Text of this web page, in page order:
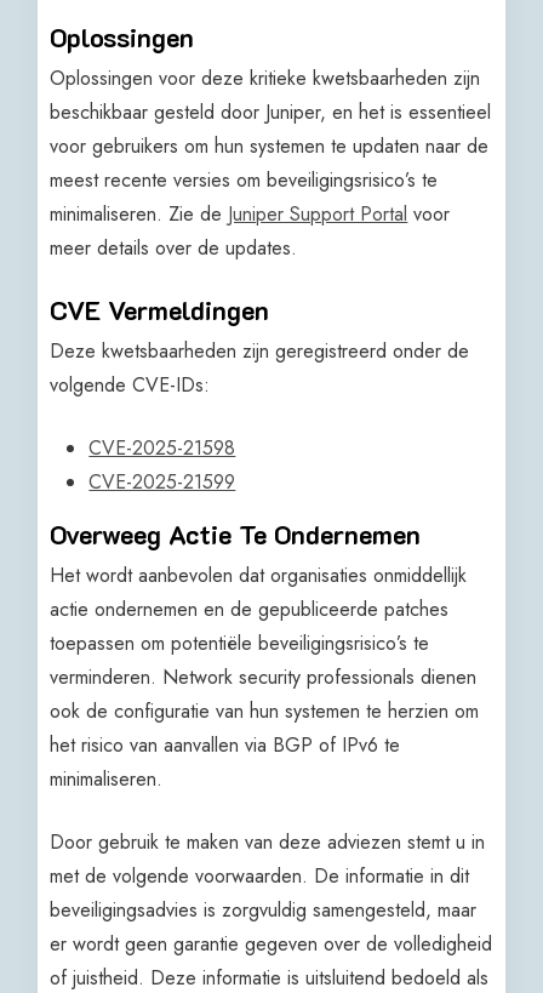
Oplossingen
Oplossingen voor deze kritieke kwetsbaarheden zijn
beschikbaar gesteld door Juniper, en het is essentieel
voor gebruikers om hun systemen te updaten naar de
meest recente versies om beveiligingsrisico’s te
minimaliseren. Zie de Juniper Support Portal voor
meer details over de updates.
CVE Vermeldingen
Deze kwetsbaarheden zijn geregistreerd onder de
volgende CVE-IDs:
CVE-2025-21598
CVE-2025-21599
Overweeg Actie Te Ondernemen
Het wordt aanbevolen dat organisaties onmiddellijk
actie ondernemen en de gepubliceerde patches
toepassen om potentiële beveiligingsrisico’s te
verminderen. Network security professionals dienen
ook de configuratie van hun systemen te herzien om
het risico van aanvallen via BGP of IPv6 te
minimaliseren.
Door gebruik te maken van deze adviezen stemt u in
met de volgende voorwaarden. De informatie in dit
beveiligingsadvies is zorgvuldig samengesteld, maar
er wordt geen garantie gegeven over de volledigheid
of juistheid. Deze informatie is uitsluitend bedoeld als